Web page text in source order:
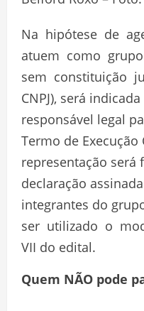
Na hipótese de
atuem como
sem constituição
CNPJ), será
responsável legal
Termo de Execução
representação será
declaração
integrantes do
ser utilizado o
VII do edital.
Quem NÃO pode